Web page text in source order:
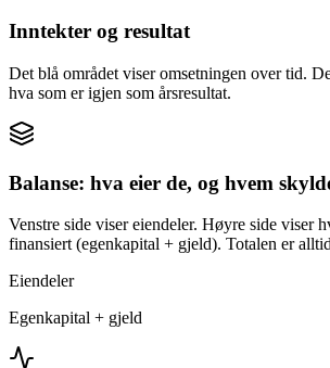
Inntekter og resultat
Det blå området viser omsetningen over tid.
hva som er igjen som årsresultat.
Balanse: hva eier de, og hvem
Venstre side viser eiendeler. Høyre side viser
finansiert (egenkapital + gjeld). Totalen er
Eiendeler
Egenkapital + gjeld